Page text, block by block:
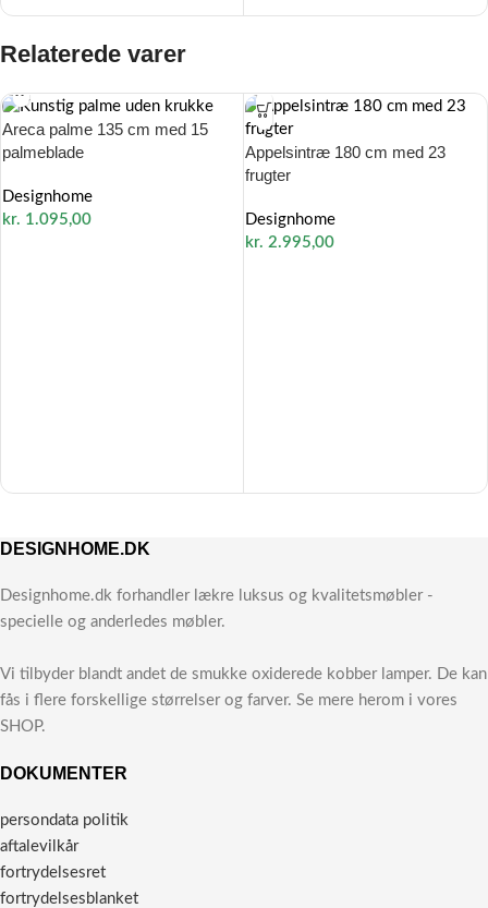
Relaterede varer
Areca palme 135 cm med 15
palmeblade
Designhome
kr. 1.095,00
Appelsintræ 180 cm med 23
frugter
Designhome
kr. 2.995,00
DESIGNHOME.DK
Designhome.dk forhandler lækre luksus og kvalitetsmøbler -
specielle og anderledes møbler.
Vi tilbyder blandt andet de smukke oxiderede kobber lamper. De kan
fås i flere forskellige størrelser og farver. Se mere herom i vores
SHOP.
DOKUMENTER
persondata politik
aftalevilkår
fortrydelsesret
fortrydelsesblanket